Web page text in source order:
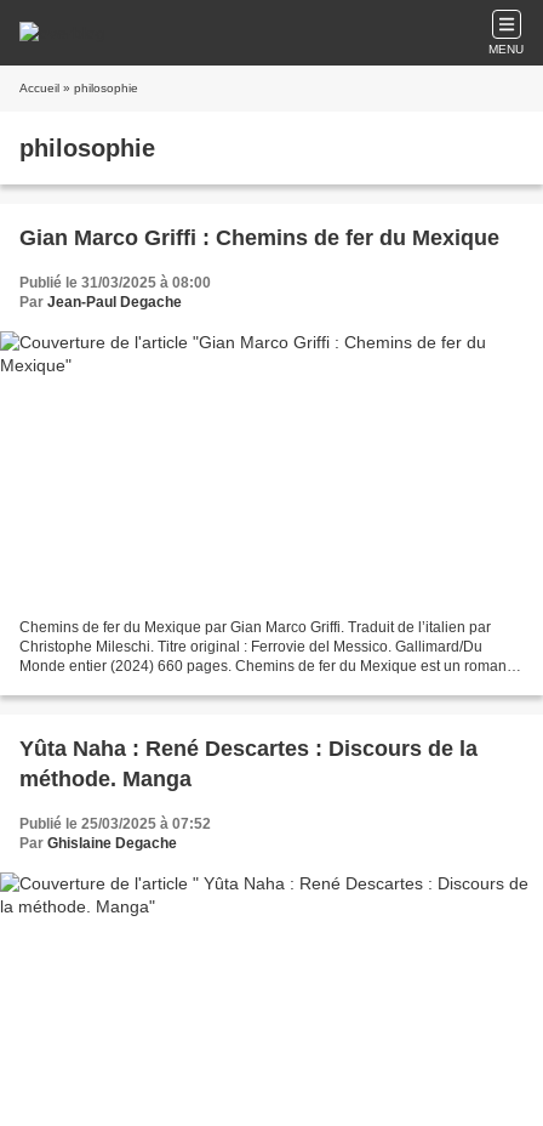
MENU
Accueil » philosophie
philosophie
Gian Marco Griffi : Chemins de fer du Mexique
Publié le 31/03/2025 à 08:00
Par Jean-Paul Degache
Chemins de fer du Mexique par Gian Marco Griffi. Traduit de l’italien par
Christophe Mileschi. Titre original : Ferrovie del Messico. Gallimard/Du
Monde entier (2024) 660 pages. Chemins de fer du Mexique est un roman-
Yûta Naha : René Descartes : Discours de la
méthode. Manga
Publié le 25/03/2025 à 07:52
Par Ghislaine Degache